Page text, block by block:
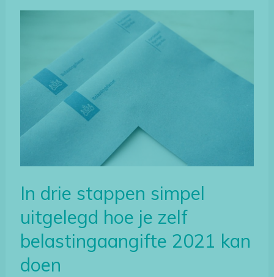
In drie stappen simpel
uitgelegd hoe je zelf
belastingaangifte 2021 kan
doen
simpel
uitgelegd
je
belastingaangifte
2021
kan
doen